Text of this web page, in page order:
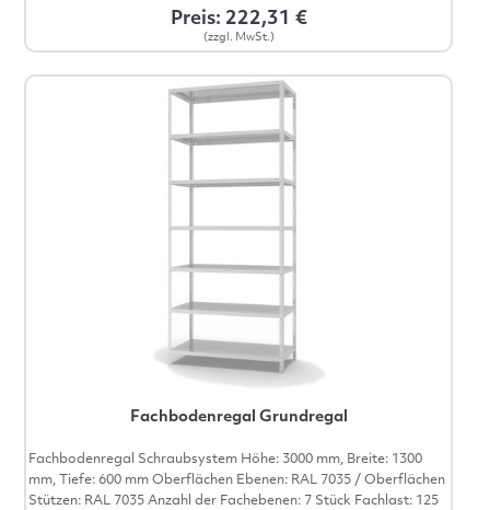
Preis: 222,31 €
(zzgl. MwSt.)
Fachbodenregal Grundregal
Fachbodenregal Schraubsystem Höhe: 3000 mm, Breite: 1300
mm, Tiefe: 600 mm Oberflächen Ebenen: RAL 7035 / Oberflächen
Stützen: RAL 7035 Anzahl der Fachebenen: 7 Stück Fachlast: 125